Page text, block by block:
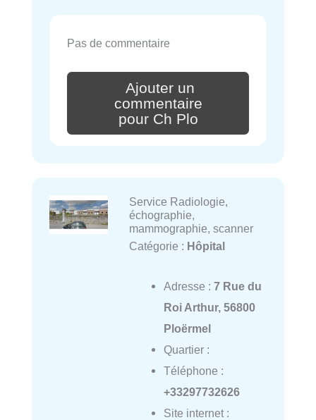
Pas de commentaire
Ajouter un
commentaire
pour Ch Plo
Service Radiologie,
échographie,
mammographie, scanner
Catégorie : Hôpital
Adresse : 7 Rue du
Roi Arthur, 56800
Ploërmel
Quartier :
Téléphone :
+33297732626
Site internet :